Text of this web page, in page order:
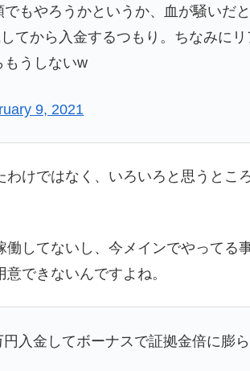
もやろうかというか、血が騒いだ
てから入金するつもり。ちなみにリ
もうしないw
9, 2021
けではなく、いろいろと思うとこ
働してないし、今メインでやってる
できないんですよね。
入金してボーナスで証拠金倍に膨